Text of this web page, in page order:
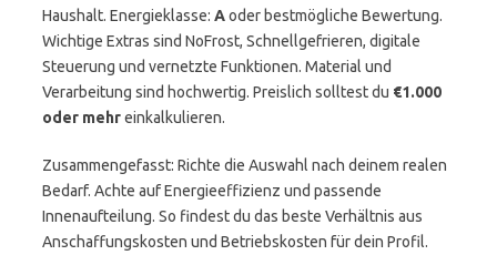
Haushalt. Energieklasse: Aoder bestmögliche Bewertung.
Wichtige Extras sind NoFrost, Schnellgefrieren, digitale
Steuerung und vernetzte Funktionen. Material und
Verarbeitung sind hochwertig. Preislich solltest du €1.000
oder mehreinkalkulieren.
Zusammengefasst: Richte die Auswahl nach deinem realen
Bedarf. Achte auf Energieeffizienz und passende
Innenaufteilung. So findest du das beste Verhältnis aus
Anschaffungskosten und Betriebskosten für dein Profil.